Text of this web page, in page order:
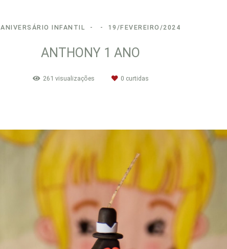
ANIVERSÁRIO INFANTIL 19/FEVEREIRO/2024
ANTHONY 1 ANO
261 visualizações 0 curtidas